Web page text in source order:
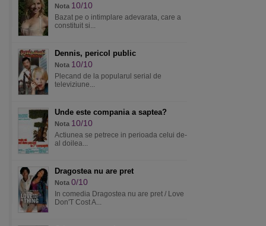
Nota 10/10
Bazat pe o intimplare adevarata, care a
constituit si...
Dennis, pericol public
Nota 10/10
Plecand de la popularul serial de
televiziune...
Unde este compania a saptea?
Nota 10/10
Actiunea se petrece in perioada celui de-
al doilea...
Dragostea nu are pret
Nota 0/10
In comedia Dragostea nu are pret / Love
Don'T Cost A...